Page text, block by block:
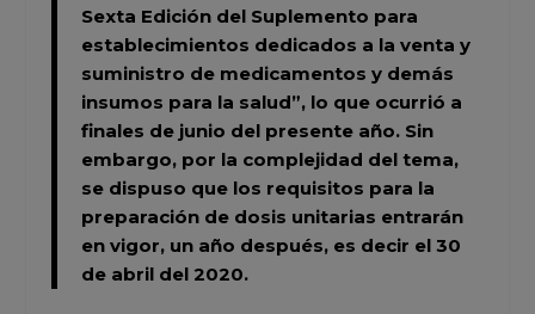
Sexta Edición del Suplemento para
establecimientos dedicados a la venta y
suministro de medicamentos y demás
insumos para la salud”, lo que ocurrió a
finales de junio del presente año. Sin
embargo, por la complejidad del tema,
se dispuso que los requisitos para la
preparación de dosis unitarias entrarán
en vigor, un año después, es decir el 30
de abril del 2020.